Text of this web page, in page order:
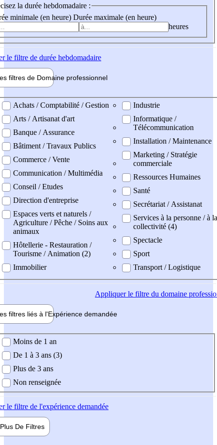
la durée hebdomadaire :
minimale (en heure) Durée maximale (en heure)
heures
le filtre de durée hebdomadaire
filtres de Domaine professionnel
professionel
Achats / Comptabilité / Gestion
Arts / Artisanat d'art
Banque / Assurance
Bâtiment / Travaux Publics
Commerce / Vente
Communication / Multimédia
Conseil / Etudes
Direction d'entreprise
Espaces verts et naturels /
Agriculture / Pêche / Soins aux
animaux
Hôtellerie - Restauration /
Tourisme / Animation (2)
Immobilier
Industrie
Informatique /
Télécommunication
Installation / Maintenance
Marketing / Stratégie
commerciale
Ressources Humaines
Santé
Secrétariat / Assistanat
Services à la personne / à la
collectivité (4)
Spectacle
Sport
Transport / Logistique
Appliquerle filtre du domaine
filtres liés à l'Expérience demandée
demandée
Moins de 1 an
De 1 à 3 ans (3)
Plus de 3 ans
Non renseignée
le filtre de l'expérience demandée
Plus De Filtres